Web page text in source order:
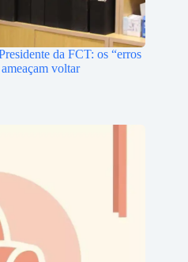
da FCT: os “erros
voltar